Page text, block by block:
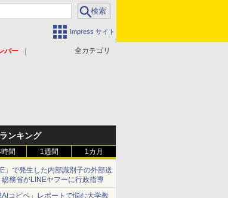
Impress サイト
全カテゴリ
バー
ンキング
間 1週間 1カ月
」で発生した内部識別子の外部送
総務省がLINEヤフーに行政指導
コピペ」レポートで悩む大学教